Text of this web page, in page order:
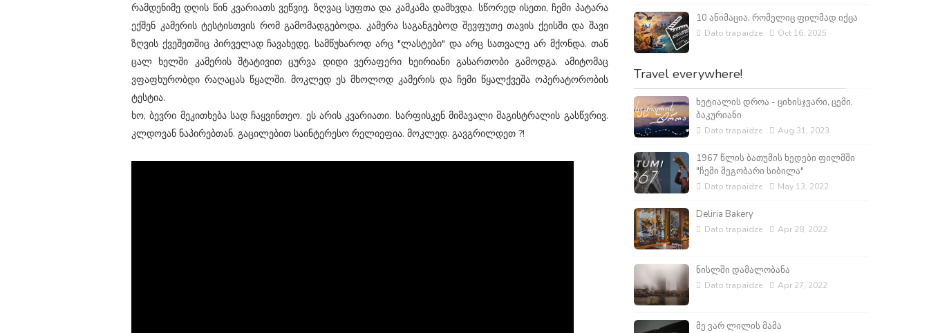
რამდენიმე დღის წინ კვარიათს ვეწვიე. ზღვაც სუფთა და კამკამა დამხვდა. სწორედ ისეთი, ჩემი პატარა
ექშენ კამერის ტესტისთვის რომ გამომადგებოდა. კამერა საგანგებოდ შევფუთე თავის ქეისში და შავი
ზღვის ქვეშეთშიც პირველად ჩავახედე. სამწუხაროდ არც "ლასტები" და არც სათვალე არ მქონდა. თან
ცალ ხელში კამერის შტატივით ცურვა დიდი ვერაფერი ხეირიანი გასართობი გამოდგა. ამიტომაც
ვფაფხურობდი რაღაცას წყალში. მოკლედ ეს მხოლოდ კამერის და ჩემი წყალქვეშა ოპერატორობის
ტესტია.
ხო, ბევრი მეკითხება სად ჩაყვინთეო. ეს არის კვარიათი. სარფისკენ მიმავალი მაგისტრალის გასწვრივ.
კლდოვან ნაპირებთან. გაცილებით საინტერესო რელიეფია. მოკლედ. გავგრილდეთ ?!
10 ანიმაცია, რომელიც ფილმად იქცა
Dato trapaidze Oct 16, 2025
Travel everywhere!
ხეტიალის დროა - ციხისჯვარი, ცემი,
ბაკურიანი
Dato trapaidze Aug 31, 2023
1967 წლის ბათუმის ხედები ფილმში
"ჩემი მეგობარი სიბილა"
Dato trapaidze May 13, 2022
Deliria Bakery
Dato trapaidze Apr 28, 2022
ნისლში დამალობანა
Dato trapaidze Apr 27, 2022
მე ვარ ლილის მამა